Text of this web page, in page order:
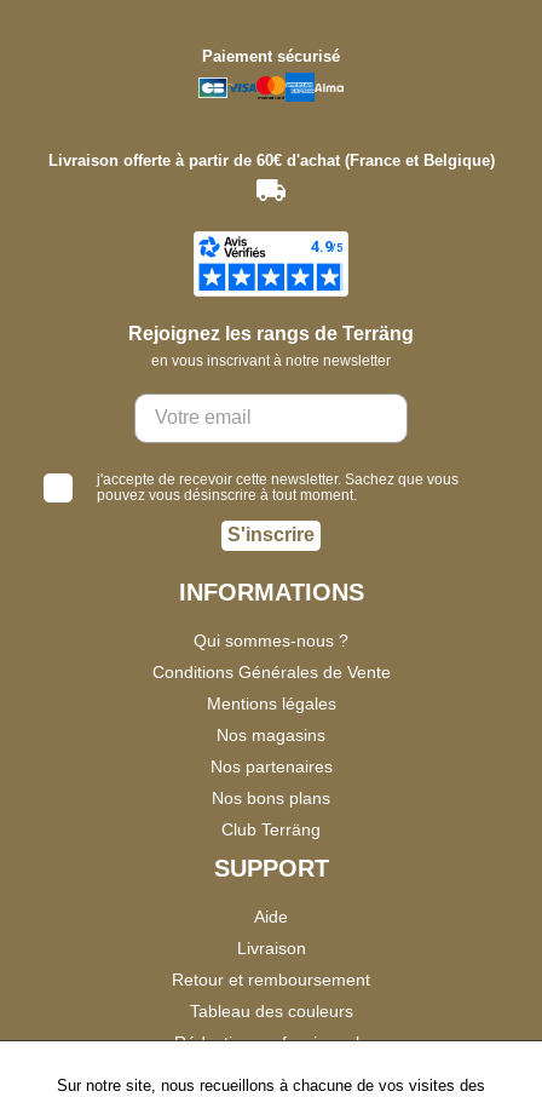
Paiement sécurisé
Livraison offerte à partir de 60€ d'achat (France et Belgique)
Rejoignez les rangs de Terräng
en vous inscrivant à notre newsletter
j'accepte de recevoir cette newsletter. Sachez que vous
pouvez vous désinscrire à tout moment.
S'inscrire
INFORMATIONS
Qui sommes-nous ?
Conditions Générales de Vente
Mentions légales
Nos magasins
Nos partenaires
Nos bons plans
Club Terräng
SUPPORT
Aide
Livraison
Retour et remboursement
Tableau des couleurs
Réduction professionnels
Sur notre site, nous recueillons à chacune de vos visites des